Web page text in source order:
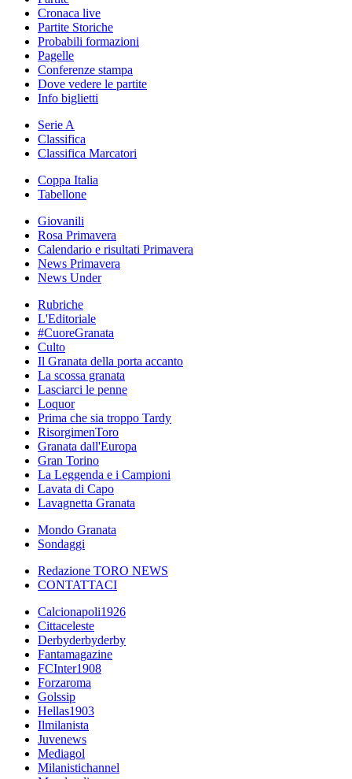
Cronaca live
Partite Storiche
Probabili formazioni
Pagelle
Conferenze stampa
Dove vedere le partite
Info biglietti
Serie A
Classifica
Classifica Marcatori
Coppa Italia
Tabellone
Giovanili
Rosa Primavera
Calendario e risultati Primavera
News Primavera
News Under
Rubriche
L'Editoriale
#CuoreGranata
Culto
Il Granata della porta accanto
La scossa granata
Lasciarci le penne
Loquor
Prima che sia troppo Tardy
RisorgimenToro
Granata dall'Europa
Gran Torino
La Leggenda e i Campioni
Lavata di Capo
Lavagnetta Granata
Mondo Granata
Sondaggi
Redazione TORO NEWS
CONTATTACI
Calcionapoli1926
Cittaceleste
Derbyderbyderby
Fantamagazine
FCInter1908
Forzaroma
Golssip
Hellas1903
Ilmilanista
Juvenews
Mediagol
Milanistichannel